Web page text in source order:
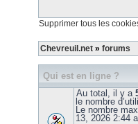
Supprimer tous les
Chevreuil.net » forums
Qui est en ligne ?
Au total, il y a
le nombre
Le nombre
13, 2026 2:44